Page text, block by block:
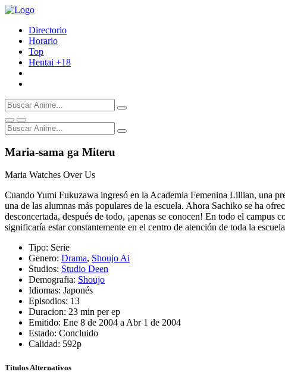
Directorio
Horario
Top
Hentai +18
Maria-sama ga Miteru
Maria Watches Over Us
Cuando Yumi Fukuzawa ingresó en la Academia Femenina Lillian, una
una de las alumnas más populares de la escuela. Ahora Sachiko se ha
desconcertada, después de todo, ¡apenas se conocen! En todo el
significaría estar constantemente en el centro de atención de toda la
Tipo: Serie
Genero: Drama, Shoujo Ai
Studios: Studio Deen
Demografia: Shoujo
Idiomas: Japonés
Episodios: 13
Duracion: 23 min per ep
Emitido: Ene 8 de 2004 a Abr 1 de 2004
Estado: Concluido
Calidad: 592p
Titulos Alternativos